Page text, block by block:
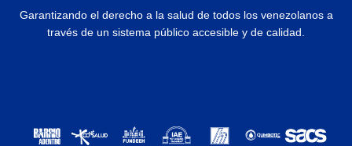
Garantizando el derecho a la salud de todos los venezolanos a
través de un sistema público accesible y de calidad.